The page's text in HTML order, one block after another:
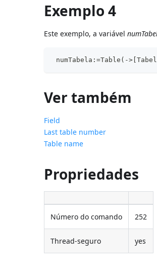
Exemplo 4
Este exemplo, a variável
numTabela:=Table(-
Ver também
Field
Last table number
Table name
Propriedades
Número do comando 252
Thread-seguro yes